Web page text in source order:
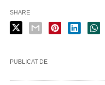
SHARE
PUBLICAT DE